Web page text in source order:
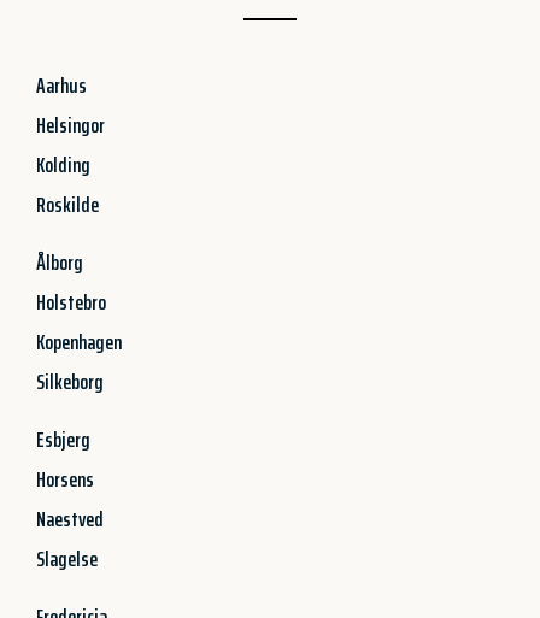
Aarhus
Helsingor
Kolding
Roskilde
Ålborg
Holstebro
Kopenhagen
Silkeborg
Esbjerg
Horsens
Naestved
Slagelse